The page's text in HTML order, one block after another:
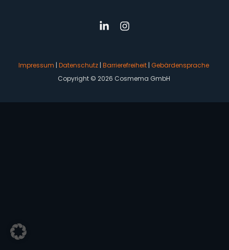
Impressum | Datenschutz | Barrierefreiheit | Gebärdensprache
Copyright © 2026 Cosmema GmbH